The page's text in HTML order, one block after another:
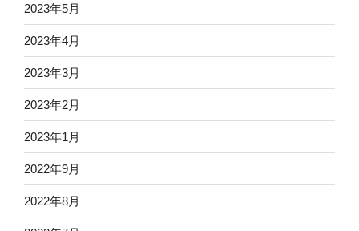
2023年5月
2023年4月
2023年3月
2023年2月
2023年1月
2022年9月
2022年8月